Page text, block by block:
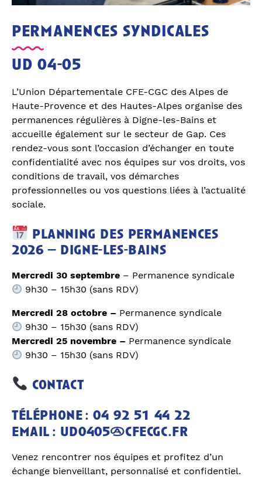
permanences syndicales
ud 04-05
L’Union Départementale CFE-CGC des Alpes de
Haute-Provence et des Hautes-Alpes organise des
permanences régulières à Digne-les-Bains et
accueille également sur le secteur de Gap. Ces
rendez-vous sont l’occasion d’échanger en toute
confidentialité avec nos équipes sur vos droits, vos
conditions de travail, vos démarches
professionnelles ou vos questions liées à l’actualité
sociale.
planning des permanences
2026 – digne-les-bains
Mercredi 30 septembre – Permanence syndicale
9h30 – 15h30 (sans RDV)
Mercredi 28 octobre – Permanence syndicale
9h30 – 15h30 (sans RDV)
Mercredi 25 novembre – Permanence syndicale
9h30 – 15h30 (sans RDV)
contact
téléphone : 04 92 51 44 22
email : ud0405@cfecgc.fr
Venez rencontrer nos équipes et profitez d’un
échange bienveillant, personnalisé et confidentiel.